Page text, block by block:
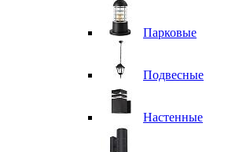
Парковые
Подвесные
Настенные